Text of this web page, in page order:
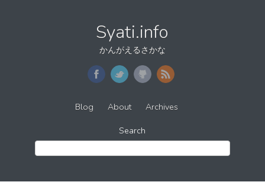
Syati.info
かんがえるさかな
Blog About Archives
Search